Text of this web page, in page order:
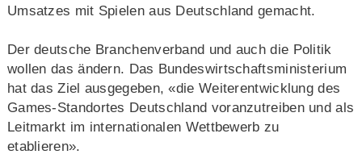
Umsatzes mit Spielen aus Deutschland gemacht.
Der deutsche Branchenverband und auch die Politik
wollen das ändern. Das Bundeswirtschaftsministerium
hat das Ziel ausgegeben, «die Weiterentwicklung des
Games-Standortes Deutschland voranzutreiben und als
Leitmarkt im internationalen Wettbewerb zu
etablieren».